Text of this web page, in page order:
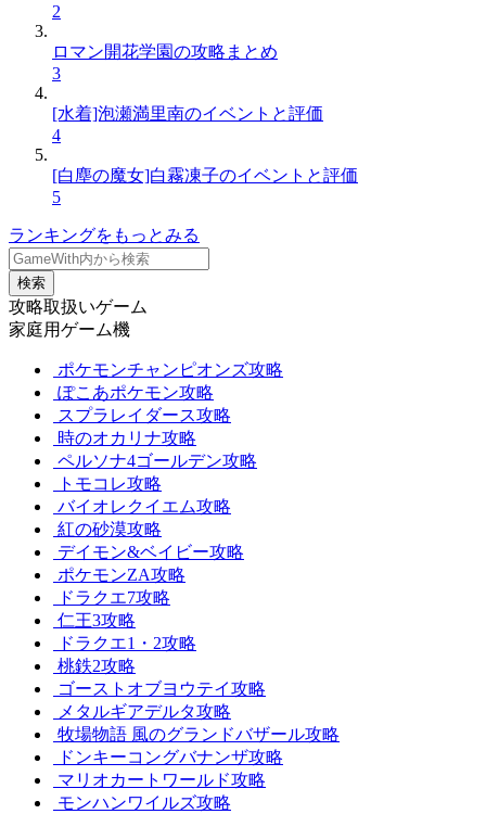
2
ロマン開花学園の攻略まとめ
3
[水着]泡瀬満里南のイベントと評価
4
[白塵の魔女]白霧凍子のイベントと評価
5
ランキングをもっとみる
検索
攻略取扱いゲーム
家庭用ゲーム機
ポケモンチャンピオンズ攻略
ぽこあポケモン攻略
スプラレイダース攻略
時のオカリナ攻略
ペルソナ4ゴールデン攻略
トモコレ攻略
バイオレクイエム攻略
紅の砂漠攻略
デイモン&ベイビー攻略
ポケモンZA攻略
ドラクエ7攻略
仁王3攻略
ドラクエ1・2攻略
桃鉄2攻略
ゴーストオブヨウテイ攻略
メタルギアデルタ攻略
牧場物語 風のグランドバザール攻略
ドンキーコングバナンザ攻略
マリオカートワールド攻略
モンハンワイルズ攻略